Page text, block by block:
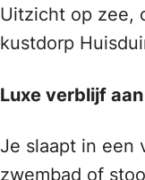
Uitzicht op zee,
kustdorp
Luxe verblijf
Je slaapt in een
zwembad of